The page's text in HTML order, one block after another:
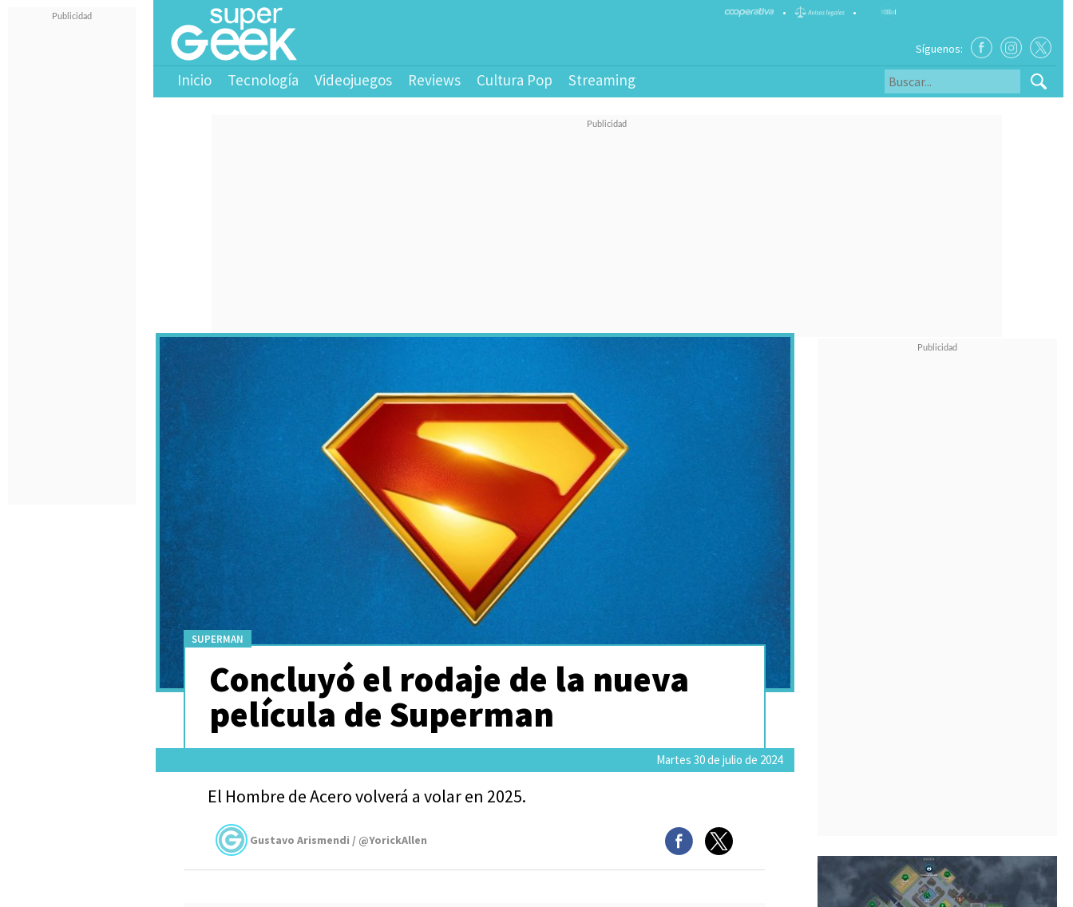
• •
Síguenos:
Inicio Tecnología Videojuegos Reviews Cultura Pop Streaming
SUPERMAN
Concluyó el rodaje de la nueva
película de Superman
Martes 30 de julio de 2024
El Hombre de Acero volverá a volar en 2025.
Gustavo Arismendi / @YorickAllen